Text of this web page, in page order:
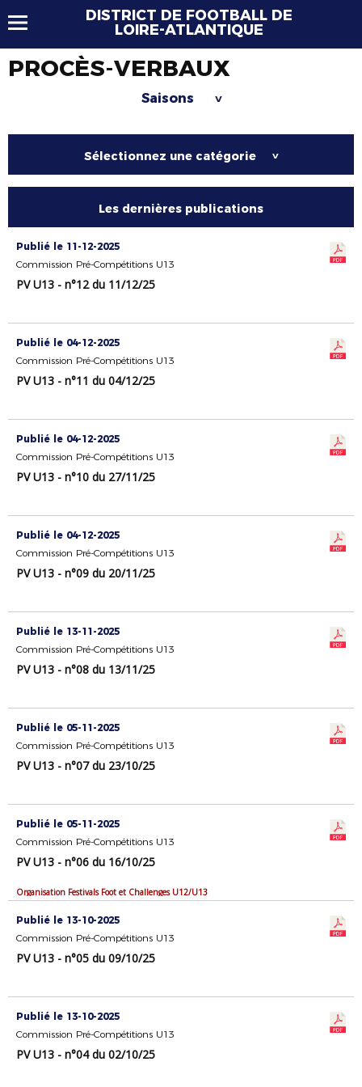
DISTRICT DE FOOTBALL DE
LOIRE-ATLANTIQUE
PROCÈS-VERBAUX
Saisons >
Sélectionnez une catégorie >
Les dernières publications
Publié le 11-12-2025
Commission Pré-Compétitions U13
PV U13 - n°12 du 11/12/25
Publié le 04-12-2025
Commission Pré-Compétitions U13
PV U13 - n°11 du 04/12/25
Publié le 04-12-2025
Commission Pré-Compétitions U13
PV U13 - n°10 du 27/11/25
Publié le 04-12-2025
Commission Pré-Compétitions U13
PV U13 - n°09 du 20/11/25
Publié le 13-11-2025
Commission Pré-Compétitions U13
PV U13 - n°08 du 13/11/25
Publié le 05-11-2025
Commission Pré-Compétitions U13
PV U13 - n°07 du 23/10/25
Publié le 05-11-2025
Commission Pré-Compétitions U13
PV U13 - n°06 du 16/10/25
Organisation Festivals Foot et Challenges U12/U13
Publié le 13-10-2025
Commission Pré-Compétitions U13
PV U13 - n°05 du 09/10/25
Publié le 13-10-2025
Commission Pré-Compétitions U13
PV U13 - n°04 du 02/10/25